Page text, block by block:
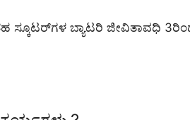
ಸ್ಕೂಟರ್‌ಗಳ ಬ್ಯಾಟರಿ ಜೀವಿತಾವಧಿ